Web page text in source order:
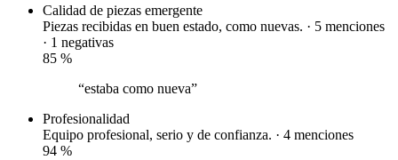
Calidad de piezas emergente
Piezas recibidas en buen estado, como nuevas. · 5 menciones
· 1 negativas
85 %
“estaba como nueva”
Profesionalidad
Equipo profesional, serio y de confianza. · 4 menciones
94 %